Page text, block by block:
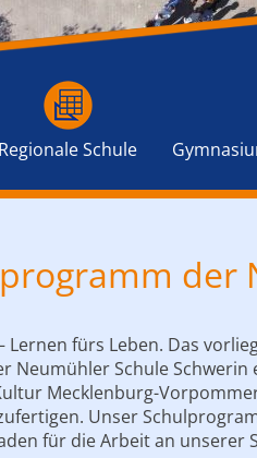
Regionale Schule
der
Lernen fürs Leben. Das
Neumühler Schule
Mecklenburg-
Unser
für die Arbeit an unserer